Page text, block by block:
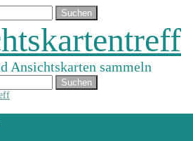
Ansichtskarten sammeln